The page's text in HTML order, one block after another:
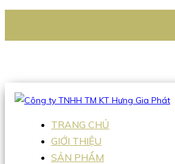
Hotline:0938 336 079
TRANG CHỦ
GIỚI THIỆU
SẢN PHẨM